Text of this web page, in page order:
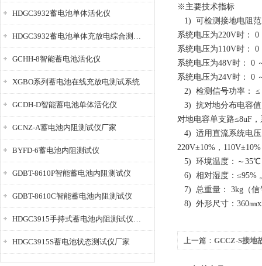
HDGC3932蓄电池单体活化仪
HDGC3932蓄电池单体充放电综合测试仪
GCHH-8智能蓄电池活化仪
XGBO系列蓄电池在线充放电测试系统
GCDH-D智能蓄电池单体活化仪
GCNZ-A蓄电池内阻测试仪厂家
BYFD-6蓄电池内阻测试仪
GDBT-8610P智能蓄电池内阻测试仪
GDBT-8610C智能蓄电池内阻测试仪
HDGC3915手持式蓄电池内阻测试仪厂家
HDGC3915S蓄电池状态测试仪厂家
※主要技术指标
1) 可检测接地电阻
系统电压为220V时： 0
系统电压为110V时： 0
系统电压为48V时： 0
系统电压为24V时： 0
2) 检测信号功率： ≤
3) 抗对地分布电容
对地电容单支路≤8uF
4) 适用直流系统电
220V±10%，
5) 环境温度：～
6) 相对湿度：
7) 总重量： 3kg（信
8) 外形尺寸：360㎜
上一篇： GCCZ-S接地